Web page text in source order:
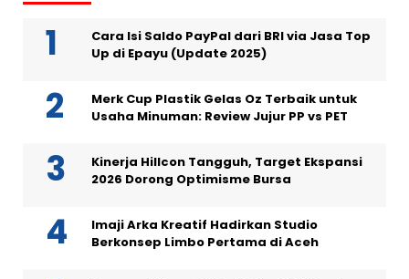
Cara Isi Saldo PayPal dari BRI via Jasa Top
Up di Epayu (Update 2025)
Merk Cup Plastik Gelas Oz Terbaik untuk
Usaha Minuman: Review Jujur PP vs PET
Kinerja Hillcon Tangguh, Target Ekspansi
2026 Dorong Optimisme Bursa
Imaji Arka Kreatif Hadirkan Studio
Berkonsep Limbo Pertama di Aceh